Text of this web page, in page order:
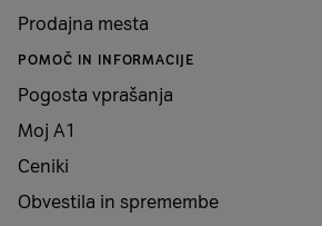
Prodajna mesta
POMOČ IN INFORMACIJE
Pogosta vprašanja
Moj A1
Ceniki
Obvestila in spremembe